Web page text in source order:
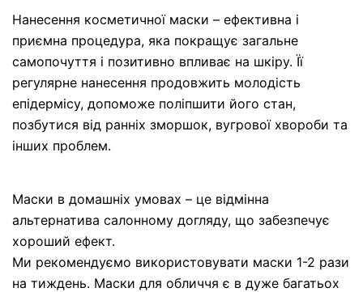
Нанесення косметичної маски – ефективна і
приємна процедура, яка покращує загальне
самопочуття і позитивно впливає на шкіру. Її
регулярне нанесення продовжить молодість
епідермісу, допоможе поліпшити його стан,
позбутися від ранніх зморшок, вугрової хвороби та
інших проблем.
Маски в домашніх умовах – це відмінна
альтернатива салонному догляду, що забезпечує
хороший ефект.
Ми рекомендуємо використовувати маски 1-2 рази
на тиждень. Маски для обличчя є в дуже багатьох